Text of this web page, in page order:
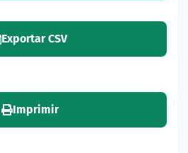
Exportar CSV
Imprimir